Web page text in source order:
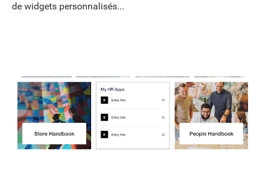
de widgets personnalisés...